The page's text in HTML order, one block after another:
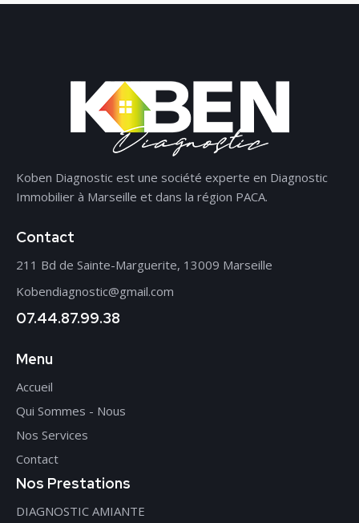
Koben Diagnostic est une société experte en Diagnostic
Immobilier à Marseille et dans la région PACA.
Contact
211 Bd de Sainte-Marguerite, 13009 Marseille
Kobendiagnostic@gmail.com
07.44.87.99.38
Menu
Accueil
Qui Sommes - Nous
Nos Services
Contact
Nos Prestations
DIAGNOSTIC AMIANTE